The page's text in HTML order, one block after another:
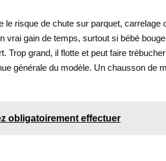
risque de chute sur parquet, carrelage
vrai gain de temps, surtout si bébé
Trop grand, il flotte et peut faire
générale du modèle. Un chausson de
obligatoirement effectuer